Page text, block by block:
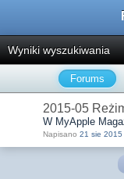
Wyniki wyszukiwania
Forums
2015-05
W MyApple
Napisano 21 sie 2015